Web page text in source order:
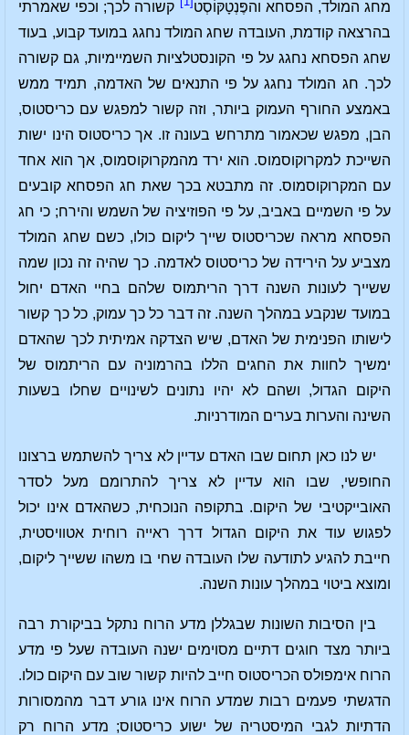
מחג המולד, הפסחא והפֶּנְטָקּוֹסְט
קשורה לכך; וכפי שאמרתי
בהרצאה קודמת, העובדה שחג המולד נחגג במועד קבוע, בעוד
שחג הפסחא נחגג על פי הקונסטלציות השמיימיות, גם קשורה
לכך. חג המולד נחגג על פי התנאים של האדמה, תמיד ממש
באמצע החורף העמוק ביותר, וזה קשור למפגש עם כריסטוס,
הבן, מפגש שכאמור מתרחש בעונה זו. אך כריסטוס הינו ישות
השייכת למקרוקוסמוס. הוא ירד מהמקרוקוסמוס, אך הוא אחד
עם המקרוקוסמוס. זה מתבטא בכך שאת חג הפסחא קובעים
על פי השמיים באביב, על פי הפוזיציה של השמש והירח; כי חג
הפסחא מראה שכריסטוס שייך ליקום כולו, כשם שחג המולד
מצביע על הירידה של כריסטוס לאדמה. כך שהיה זה נכון שמה
ששייך לעונות השנה דרך הריתמוס שלהם בחיי האדם יחול
במועד שנקבע במהלך השנה. זה דבר כל כך עמוק, כל כך קשור
לישותו הפנימית של האדם, שיש הצדקה אמיתית לכך שהאדם
ימשיך לחוות את החגים הללו בהרמוניה עם הריתמוס של
היקום הגדול, ושהם לא יהיו נתונים לשינויים שחלו בשעות
השינה והערות בערים המודרניות.
יש לנו כאן תחום שבו האדם עדיין לא צריך להשתמש ברצונו
החופשי, שבו הוא עדיין לא צריך להתרומם מעל לסדר
האובייקטיבי של היקום. בתקופה הנוכחית, כשהאדם אינו יכול
לפגוש עוד את היקום הגדול דרך ראייה רוחית אטוויסטית,
חייבת להגיע לתודעה שלו העובדה שחי בו משהו ששייך ליקום,
ומוצא ביטוי במהלך עונות השנה.
בין הסיבות השונות שבגללן מדע הרוח נתקל בביקורת רבה
ביותר מצד חוגים דתיים מסוימים ישנה העובדה שעל פי מדע
הרוח אימפולס הכריסטוס חייב להיות קשור שוב עם היקום כולו.
הדגשתי פעמים רבות שמדע הרוח אינו גורע דבר מהמסורות
הדתיות לגבי המיסטריה של ישוע כריסטוס; מדע הרוח רק